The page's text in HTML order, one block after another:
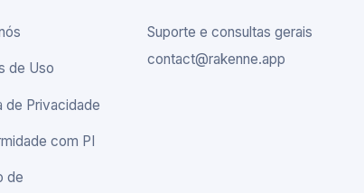
de Uso
de Privacidade
com PI
de
Suporte e consultas gerais
contact@rakenne.app